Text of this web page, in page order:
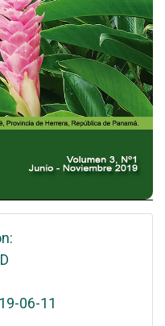
06-11